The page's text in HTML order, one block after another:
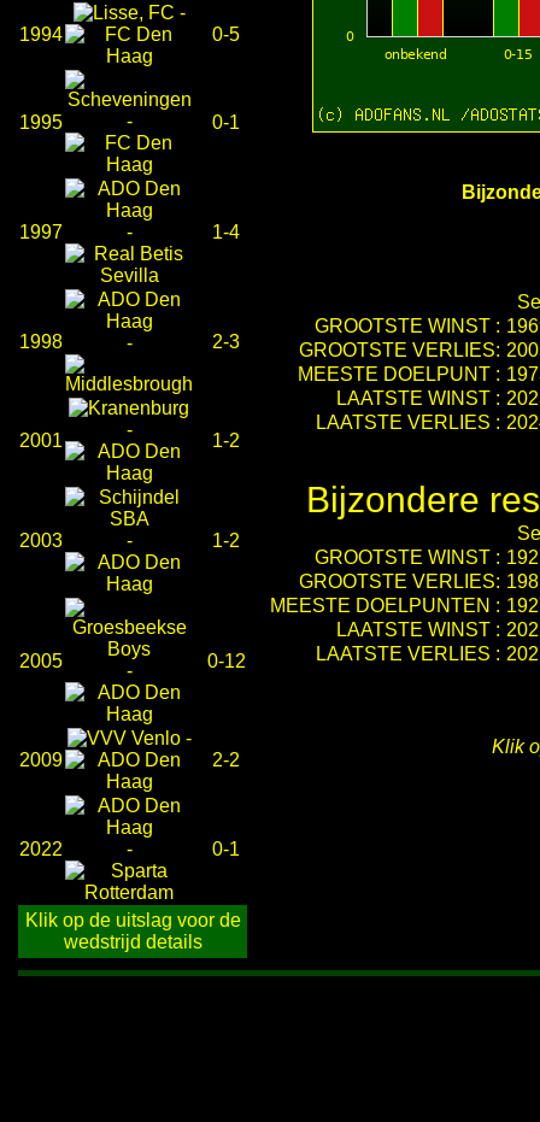
1994
-
0-5
1995 - 0-1
1997 - 1-4
1998 - 2-3
2001
-
1-2
2003 - 1-2
2005 - 0-12
2009
-
2-2
2022 - 0-1
Klik op de uitslag voor de
wedstrijd details
GROOTSTE WINST :
GROOTSTE VERLIES:
MEESTE DOELPUNT :
LAATSTE WINST :
LAATSTE VERLIES :
Bijzondere
GROOTSTE WINST :
GROOTSTE VERLIES:
MEESTE DOELPUNTEN :
LAATSTE WINST :
LAATSTE VERLIES :
Klik